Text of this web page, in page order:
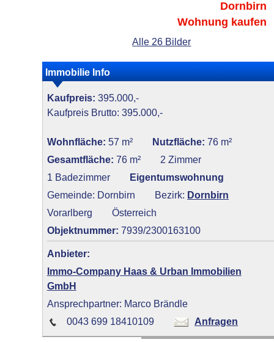
Dornbirn
Wohnung kaufen
Alle 26 Bilder
Immobilie Info
Kaufpreis: 395.000,-
Kaufpreis Brutto: 395.000,-
Wohnfläche: 57 m² Nutzfläche: 76 m²
Gesamtfläche: 76 m²
2 Zimmer
1 Badezimmer
Eigentumswohnung
Gemeinde: Dornbirn
Bezirk: Dornbirn
Vorarlberg
Österreich
Objektnummer: 7939/2300163100
Anbieter:
Immo-Company Haas & Urban Immobilien
GmbH
Ansprechpartner: Marco Brändle
0043 699 18410109
Anfragen